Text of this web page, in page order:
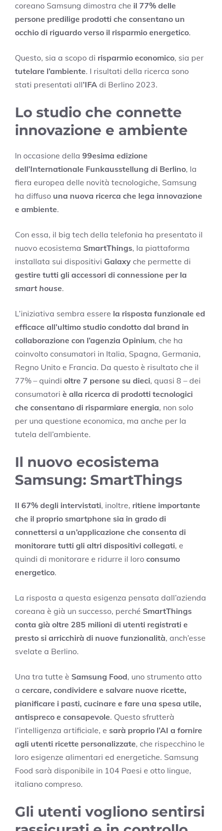
coreano Samsung dimostra che il 77% delle
persone predilige prodotti che consentano un
occhio di riguardo verso il risparmio energetico.
Questo, sia a scopo di risparmio economico, sia per
tutelare l’ambiente. I risultati della ricerca sono
stati presentati all’IFA di Berlino 2023.
Lo studio che connette
innovazione e ambiente
In occasione della 99esima edizione
dell’Internationale Funkausstellung di Berlino, la
fiera europea delle novità tecnologiche, Samsung
ha diffuso una nuova ricerca che lega innovazione
e ambiente.
Con essa, il big tech della telefonia ha presentato il
nuovo ecosistema SmartThings, la piattaforma
installata sui dispositivi Galaxy che permette di
gestire tutti gli accessori di connessione per la
smart house.
L’iniziativa sembra essere la risposta funzionale ed
efficace all’ultimo studio condotto dal brand in
collaborazione con l’agenzia Opinium, che ha
coinvolto consumatori in Italia, Spagna, Germania,
Regno Unito e Francia. Da questo è risultato che il
77% – quindi oltre 7 persone su dieci, quasi 8 – dei
consumatori è alla ricerca di prodotti tecnologici
che consentano di risparmiare energia, non solo
per una questione economica, ma anche per la
tutela dell’ambiente.
Il nuovo ecosistema
Samsung: SmartThings
Il 67% degli intervistati, inoltre, ritiene importante
che il proprio smartphone sia in grado di
connettersi a un’applicazione che consenta di
monitorare tutti gli altri dispositivi collegati, e
quindi di monitorare e ridurre il loro consumo
energetico.
La risposta a questa esigenza pensata dall’azienda
coreana è già un successo, perché SmartThings
conta già oltre 285 milioni di utenti registrati e
presto si arricchirà di nuove funzionalità, anch’esse
svelate a Berlino.
Una tra tutte è Samsung Food, uno strumento atto
a cercare, condividere e salvare nuove ricette,
pianificare i pasti, cucinare e fare una spesa utile,
antispreco e consapevole. Questo sfrutterà
l’intelligenza artificiale, e sarà proprio l’AI a fornire
agli utenti ricette personalizzate, che rispecchino le
loro esigenze alimentari ed energetiche. Samsung
Food sarà disponibile in 104 Paesi e otto lingue,
italiano compreso.
Gli utenti vogliono sentirsi